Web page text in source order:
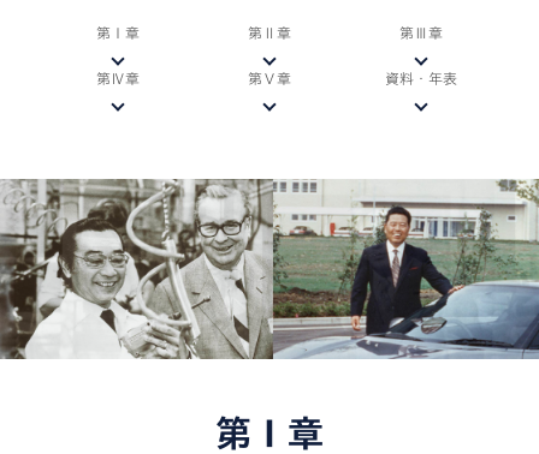
第Ⅰ章 第Ⅱ章 第Ⅲ章
第Ⅳ章 第Ⅴ章 資料・年表
第Ⅰ章